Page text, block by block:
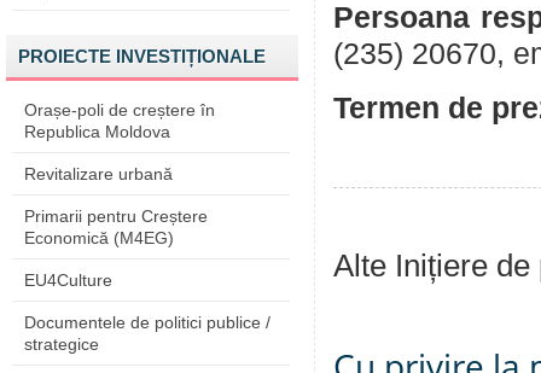
PROIECTE INVESTIȚIONALE
Orașe-poli de creștere în
Republica Moldova
Revitalizare urbană
Primarii pentru Creștere
Economică (M4EG)
EU4Culture
Documentele de politici publice /
strategice
Persoana
(235) 20670,
Termen de
Alte Inițiere de